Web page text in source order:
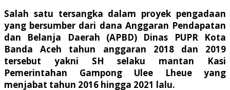
Salah satu tersangka dalam proyek pengadaan
yang bersumber dari dana Anggaran Pendapatan
dan Belanja Daerah (APBD) Dinas PUPR Kota
Banda Aceh tahun anggaran 2018 dan 2019
tersebut yakni SH selaku mantan Kasi
Pemerintahan Gampong Ulee Lheue yang
menjabat tahun 2016 hingga 2021 lalu.